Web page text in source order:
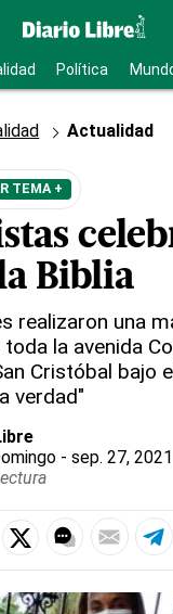
Política
Actualidad
TEMA +
Biblia
realizaron una
la avenida
Cristóbal bajo
verdad"
- sep. 27,